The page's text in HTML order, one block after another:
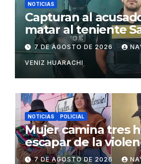
NOTICIAS
Capturan al
matar al teniente
San Matías
7 DE AGOSTO DE 2026
VENIZ HUARACHI
NOTICIAS POLICIAL
Mujer camina tres
escapar de la
Potosí
7 DE AGOSTO DE 2026